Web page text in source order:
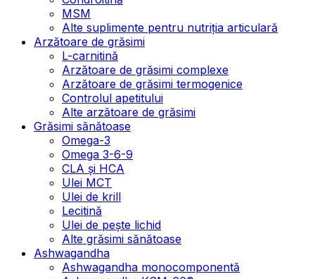
MSM
Alte suplimente pentru nutriția articulară
Arzătoare de grăsimi
L-carnitină
Arzătoare de grăsimi complexe
Arzătoare de grăsimi termogenice
Controlul apetitului
Alte arzătoare de grăsimi
Grăsimi sănătoase
Omega-3
Omega 3-6-9
CLA şi HCA
Ulei MCT
Ulei de krill
Lecitină
Ulei de pește lichid
Alte grăsimi sănătoase
Ashwagandha
Ashwagandha monocomponentă